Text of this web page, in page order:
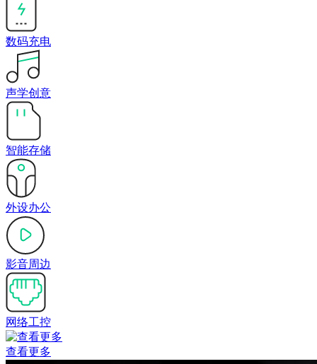
数码充电
声学创意
智能存储
外设办公
影音周边
网络工控
查看更多